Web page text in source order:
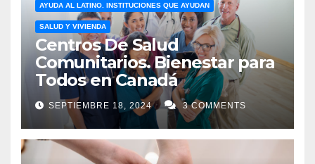
AYUDA AL LATINO. INSTITUCIONES QUE AYUDAN
SALUD Y VIVIENDA
Centros De Salud
Comunitarios. Bienestar para
Todos en Canadá
SEPTIEMBRE 18, 2024 3 COMMENTS